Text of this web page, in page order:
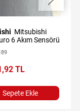
6 Akım Sensörü
TL
Sepete Ekle